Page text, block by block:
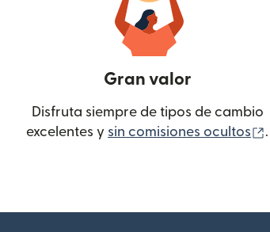
Gran valor
Disfruta siempre de tipos de cambio
excelentes y sin comisiones ocultos .